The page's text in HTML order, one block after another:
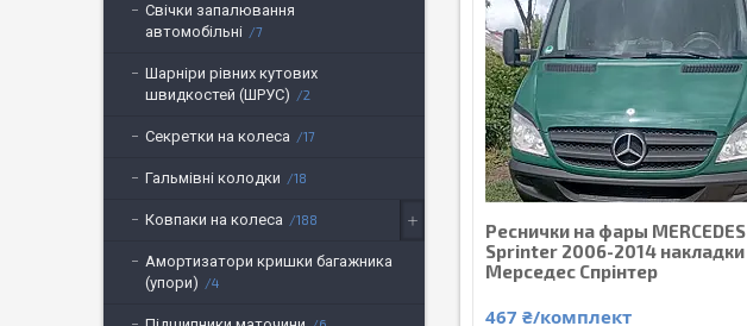
Реснички на фары MERCEDES
Sprinter 2006-2014 накладки
Мерседес Спрінтер
467 ₴/комплект
Свічки запалювання
автомобільні
7
Шарніри рівних кутових
швидкостей (ШРУС)
2
Секретки на колеса 17
Гальмівні колодки 18
Ковпаки на колеса 188
Амортизатори кришки багажника
(упори)
4